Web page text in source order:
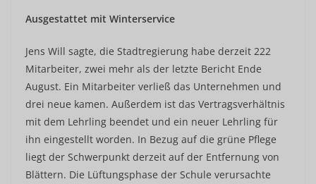
Ausgestattet mit Winterservice
Jens Will sagte, die Stadtregierung habe derzeit 222
Mitarbeiter, zwei mehr als der letzte Bericht Ende
August. Ein Mitarbeiter verließ das Unternehmen und
drei neue kamen. Außerdem ist das Vertragsverhältnis
mit dem Lehrling beendet und ein neuer Lehrling für
ihn eingestellt worden. In Bezug auf die grüne Pflege
liegt der Schwerpunkt derzeit auf der Entfernung von
Blättern. Die Lüftungsphase der Schule verursachte